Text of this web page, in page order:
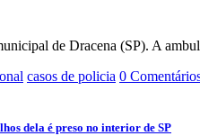
de Dracena (SP). A
casos de policia 0
dela é preso no interior de SP